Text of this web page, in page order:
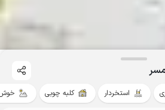
استخردار کلبه چوبی خوش